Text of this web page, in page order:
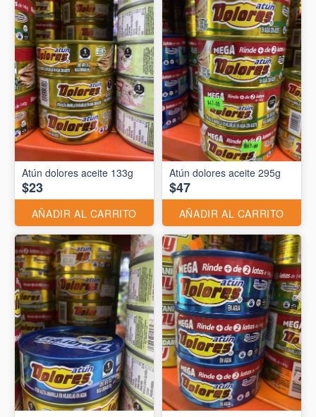
Atún dolores aceite 133g
$23
AÑADIR AL CARRITO
Atún dolores aceite 295g
$47
AÑADIR AL CARRITO